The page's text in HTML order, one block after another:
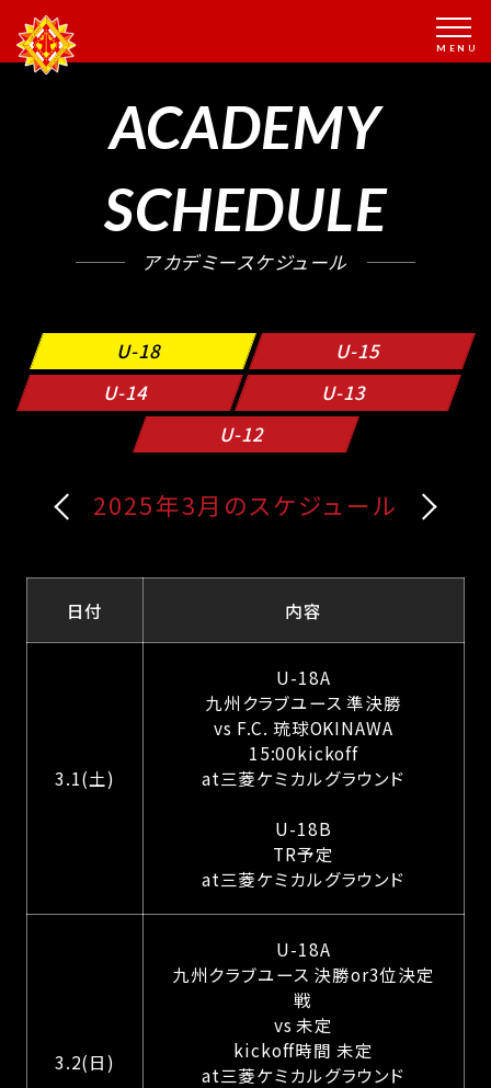
ACADEMY
SCHEDULE
アカデミースケジュール
U-18
U-15
U-14
U-13
U-12
2025年3月のスケジュール
日付 内容
3.1(土)
U-18A
九州クラブユース 準決勝
vs F.C. 琉球OKINAWA
15:00kickoff
at三菱ケミカルグラウンド
U-18B
TR予定
at三菱ケミカルグラウンド
3.2(日)
U-18A
九州クラブユース 決勝or3位決定
戦
vs 未定
kickoff時間 未定
at三菱ケミカルグラウンド